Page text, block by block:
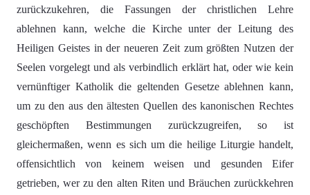
zurückzukehren, die Fassungen der christlichen Lehre
ablehnen kann, welche die Kirche unter der Leitung des
Heiligen Geistes in der neueren Zeit zum größten Nutzen der
Seelen vorgelegt und als verbindlich erklärt hat, oder wie kein
vernünftiger Katholik die geltenden Gesetze ablehnen kann,
um zu den aus den ältesten Quellen des kanonischen Rechtes
geschöpften Bestimmungen zurückzugreifen, so ist
gleichermaßen, wenn es sich um die heilige Liturgie handelt,
offensichtlich von keinem weisen und gesunden Eifer
getrieben, wer zu den alten Riten und Bräuchen zurückkehren